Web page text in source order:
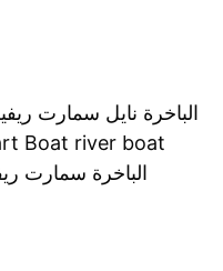
الباخرة نايل سمارت ريفير
Boat river boat
الباخرة سمارت